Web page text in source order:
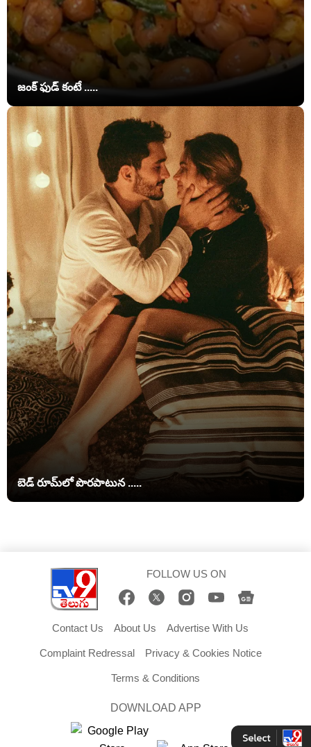
జంక్ ఫుడ్‌ కంటే .....
బెడ్ రూమ్‌లో పొరపాటున .....
FOLLOW US ON
Contact Us About Us Advertise With Us
Complaint Redressal Privacy & Cookies Notice
Terms & Conditions
DOWNLOAD APP